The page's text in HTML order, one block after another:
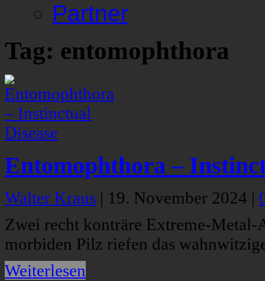
Partner
Tag: entomophthora
Entomophthora –
Walter Kraus | 19. November 2024 |
Zwei recht konträre Extreme-Metal-
morbiden Pilz riefen das
Weiterlesen